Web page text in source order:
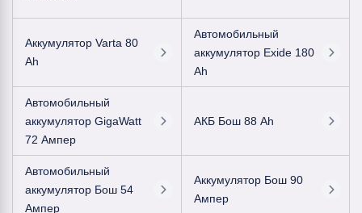
Аккумулятор Varta 80
Ah
Автомобильный
аккумулятор Exide 180
Ah
Автомобильный
аккумулятор GigaWatt
72 Ампер
АКБ Бош 88 Ah
Автомобильный
аккумулятор Бош 54
Ампер
Аккумулятор Бош 90
Ампер